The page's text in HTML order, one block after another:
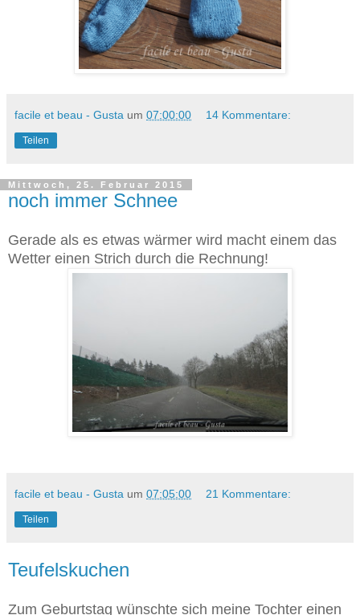
facile et beau - Gusta um 07:00:00 14 Kommentare:
Teilen
Mittwoch, 25. Februar 2015
noch immer Schnee
Gerade als es etwas wärmer wird macht einem das
Wetter einen Strich durch die Rechnung!
facile et beau - Gusta um 07:05:00 21 Kommentare:
Teilen
Teufelskuchen
Zum Geburtstag wünschte sich meine Tochter einen